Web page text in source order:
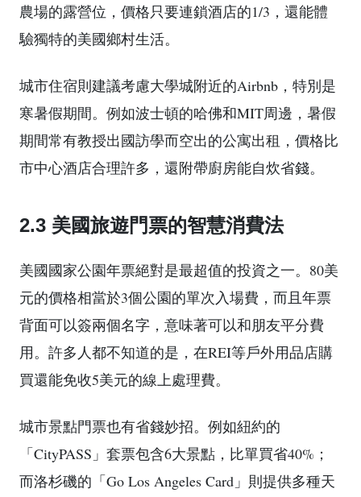
農場的露營位，價格只要連鎖酒店的1/3，還能體
驗獨特的美國鄉村生活。
城市住宿則建議考慮大學城附近的Airbnb，特別是
寒暑假期間。例如波士頓的哈佛和MIT周邊，暑假
期間常有教授出國訪學而空出的公寓出租，價格比
市中心酒店合理許多，還附帶廚房能自炊省錢。
2.3 美國旅遊門票的智慧消費法
美國國家公園年票絕對是最超值的投資之一。80美
元的價格相當於3個公園的單次入場費，而且年票
背面可以簽兩個名字，意味著可以和朋友平分費
用。許多人都不知道的是，在REI等戶外用品店購
買還能免收5美元的線上處理費。
城市景點門票也有省錢妙招。例如紐約的
「CityPASS」套票包含6大景點，比單買省40%；
而洛杉磯的「Go Los Angeles Card」則提供多種天